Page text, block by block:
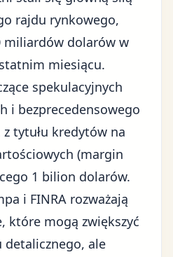
rajdu rynkowego,
miliardów dolarów w
miesiącu.
spekulacyjnych
i bezprecedensowego
z tytułu kredytów na
(margin
1 bilion dolarów.
i FINRA rozważają
które mogą zwiększyć
ale